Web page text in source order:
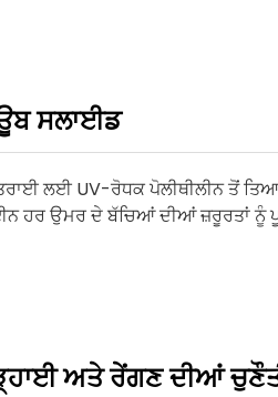
ਸਲਾਈਡ
ਲਈ UV-ਰੋਧਕ ਪੋਲੀਥੀਲੀਨ ਤੋਂ
ਹਰ ਉਮਰ ਦੇ ਬੱਚਿਆਂ ਦੀਆਂ ਜ਼ਰੂਰਤਾਂ ਨੂੰ
ਅਤੇ ਰੇਂਗਣ ਦੀਆਂ